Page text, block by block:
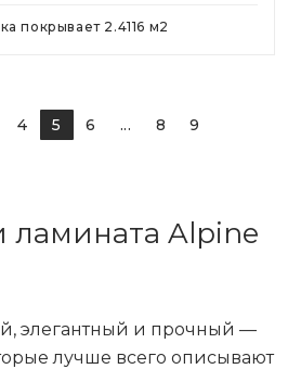
покрывает 2.4116 м2
4 5 6 ... 8 9
ламината Alpine
элегантный и прочный —
лучше всего описывают